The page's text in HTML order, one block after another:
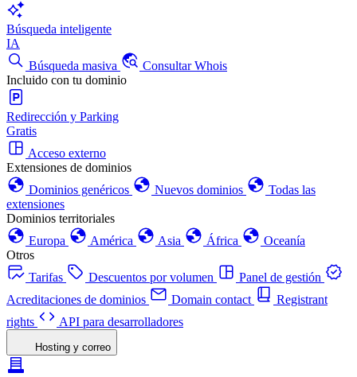
Búsqueda inteligente
IA
Búsqueda masiva
Consultar Whois
Incluido con tu dominio
Redirección y Parking
Gratis
Acceso externo
Extensiones de dominios
Dominios genéricos
Nuevos dominios
Todas las
extensiones
Dominios territoriales
Europa
América Asia África
Oceanía
Otros
Tarifas
Descuentos por volumen
Panel de gestión
Acreditaciones de dominios
Domain contact
Registrant
rights
API para desarrolladores
Hosting y correo